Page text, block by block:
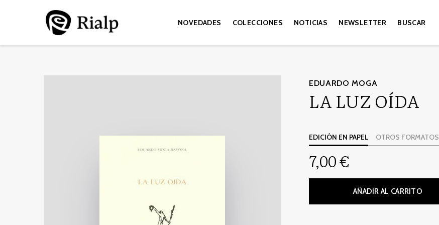
NOVEDADES COLECCIONES NOTICIAS NEWSLETTER BUSCAR
EDUARDO MOGA
LA LUZ OÍDA
EDICIÓN EN PAPEL OTROS FORMATOS
7,00 €
AÑADIR AL CARRITO